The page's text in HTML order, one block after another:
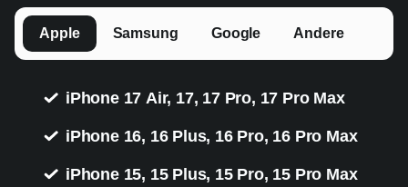
Apple Samsung Google Andere
iPhone 17 Air, 17, 17 Pro, 17 Pro Max
iPhone 16, 16 Plus, 16 Pro, 16 Pro Max
iPhone 15, 15 Plus, 15 Pro, 15 Pro Max